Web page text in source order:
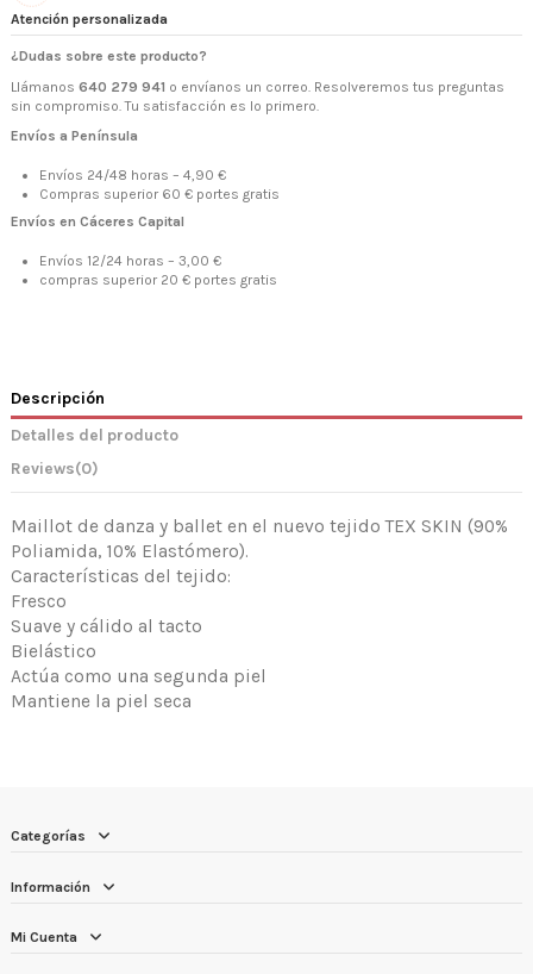
Atención personalizada
¿Dudas sobre este producto?
Llámanos 640 279 941 o envíanos un correo. Resolveremos tus preguntas
sin compromiso. Tu satisfacción es lo primero.
Envíos a Península
Envíos 24/48 horas – 4,90 €
Compras superior 60 € portes gratis
Envíos en Cáceres Capital
Envíos 12/24 horas – 3,00 €
compras superior 20 € portes gratis
Descripción
Detalles del producto
Reviews(0)
Maillot de danza y ballet en el nuevo tejido TEX SKIN (90%
Poliamida, 10% Elastómero).
Características del tejido:
Fresco
Suave y cálido al tacto
Bielástico
Actúa como una segunda piel
Mantiene la piel seca
Categorías
Información
Mi Cuenta